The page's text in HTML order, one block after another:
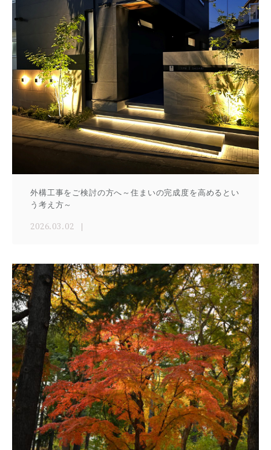
外構工事をご検討の方へ～住まいの完成度を高めるとい
う考え方～
2026.03.02